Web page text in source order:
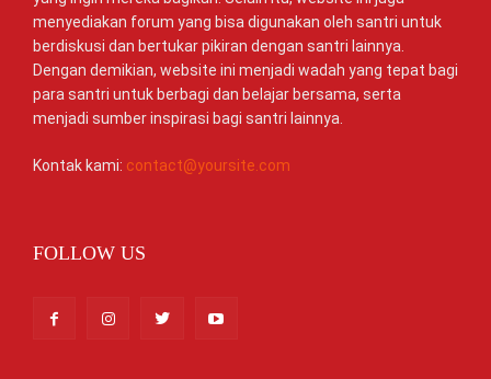
menyediakan forum yang bisa digunakan oleh santri untuk
berdiskusi dan bertukar pikiran dengan santri lainnya.
Dengan demikian, website ini menjadi wadah yang tepat bagi
para santri untuk berbagi dan belajar bersama, serta
menjadi sumber inspirasi bagi santri lainnya.
Kontak kami: contact@yoursite.com
FOLLOW US